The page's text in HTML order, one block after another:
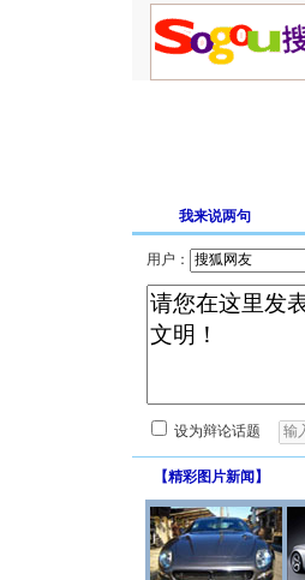
我来说两句
用户：
设为辩论话题
【精彩图片新闻 】